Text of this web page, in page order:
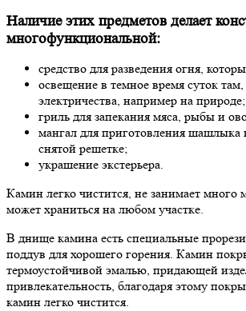
Наличие этих предметов делает
многофункциональной:
средство для разведения огня,
освещение в темное время суток там,
электричества, например на природе;
гриль для запекания мяса, рыбы и
мангал для приготовления
снятой решетке;
украшение экстерьера.
Камин легко чистится, не занимает много
может храниться на любом участке.
В днище камина есть специальные
поддув для хорошего горения. Камин
термоустойчивой эмалью, придающей
привлекательность, благодаря этому
камин легко чистится.